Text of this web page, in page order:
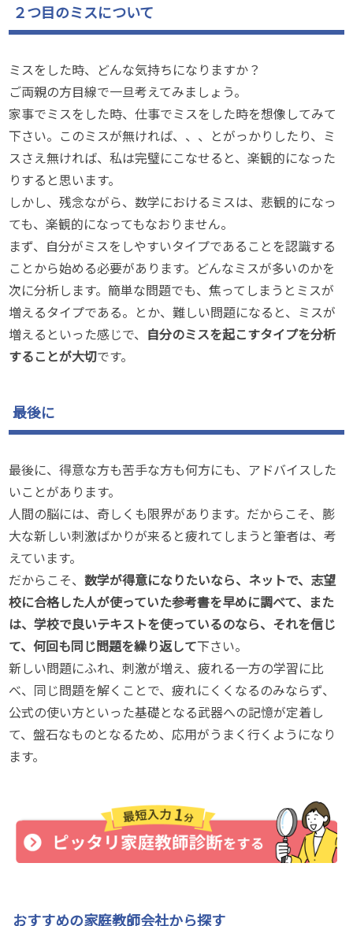
２つ目のミスについて
ミスをした時、どんな気持ちになりますか？
ご両親の方目線で一旦考えてみましょう。
家事でミスをした時、仕事でミスをした時を想像してみて
下さい。このミスが無ければ、、、とがっかりしたり、ミ
スさえ無ければ、私は完璧にこなせると、楽観的になった
りすると思います。
しかし、残念ながら、数学におけるミスは、悲観的になっ
ても、楽観的になってもなおりません。
まず、自分がミスをしやすいタイプであることを認識する
ことから始める必要があります。どんなミスが多いのかを
次に分析します。簡単な問題でも、焦ってしまうとミスが
増えるタイプである。とか、難しい問題になると、ミスが
増えるといった感じで、 自分のミスを起こすタイプを分析
することが大切です。
最後に
最後に、得意な方も苦手な方も何方にも、アドバイスした
いことがあります。
人間の脳には、奇しくも限界があります。だからこそ、膨
大な新しい刺激ばかりが来ると疲れてしまうと筆者は、考
えています。
だからこそ、 数学が得意になりたいなら、ネットで、志望
校に合格した人が使っていた参考書を早めに調べて、また
は、学校で良いテキストを使っているのなら、それを信じ
て、何回も同じ問題を繰り返して下さい。
新しい問題にふれ、刺激が増え、疲れる一方の学習に比
べ、同じ問題を解くことで、疲れにくくなるのみならず、
公式の使い方といった基礎となる武器への記憶が定着し
て、盤石なものとなるため、応用がうまく行くようになり
ます。
おすすめの家庭教師会社から探す